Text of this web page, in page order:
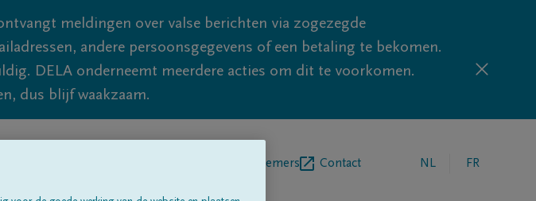
meldingen over valse berichten via zogezegde
andere persoonsgegevens of een betaling te bekomen.
DELA onderneemt meerdere acties om dit te voorkomen.
dus blijf waakzaam.
Begrafenisondernemers Contact NL FR